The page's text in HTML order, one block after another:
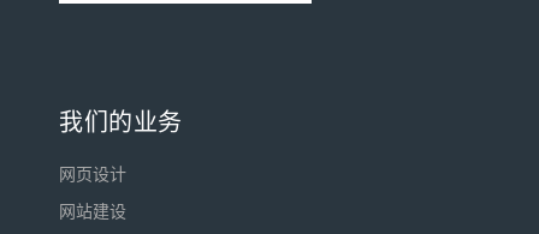
我们的业务
网页设计
网站建设